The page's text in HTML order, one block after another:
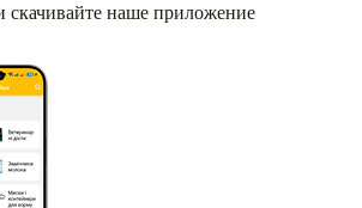
скачивайте наше приложение